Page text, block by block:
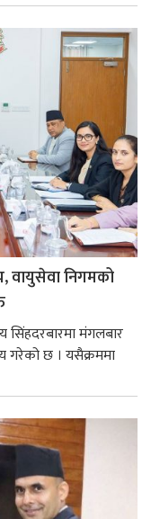
वायुसेवा निगमको
सिंहदरबारमा मंगलबार
गरेको छ । यसैक्रममा